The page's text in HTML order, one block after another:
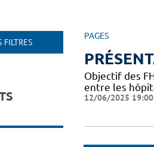
PAGES
Objectif des
entre les
12/06/2025 19:00
FILTRES